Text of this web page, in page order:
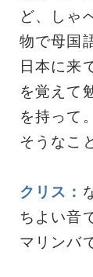
ど、しゃ
物で母国
日本に来
を覚えて
を持って
そうなこ
クリス：
ちよい音
マリンバ